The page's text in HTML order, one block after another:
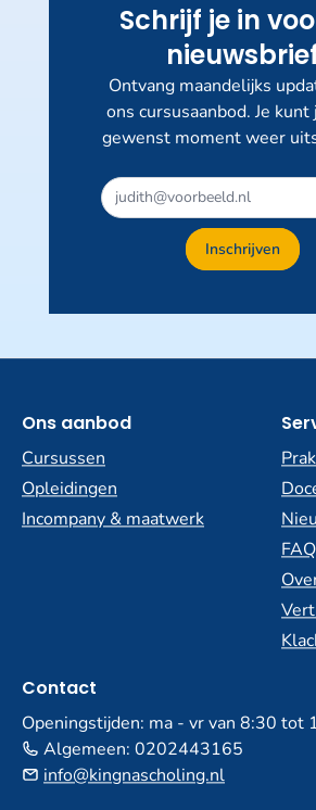
Schrijf je in
Ontvang maandelijks
ons cursusaanbod. Je
gewenst moment weer
Dit
veld
Inschrijven
Ons aanbod
Cursussen
Opleidingen
Incompany & maatwerk
FAQ
Contact
Openingstijden: ma - vr van 8:30 tot
Algemeen: 0202443165
info@kingnascholing.nl